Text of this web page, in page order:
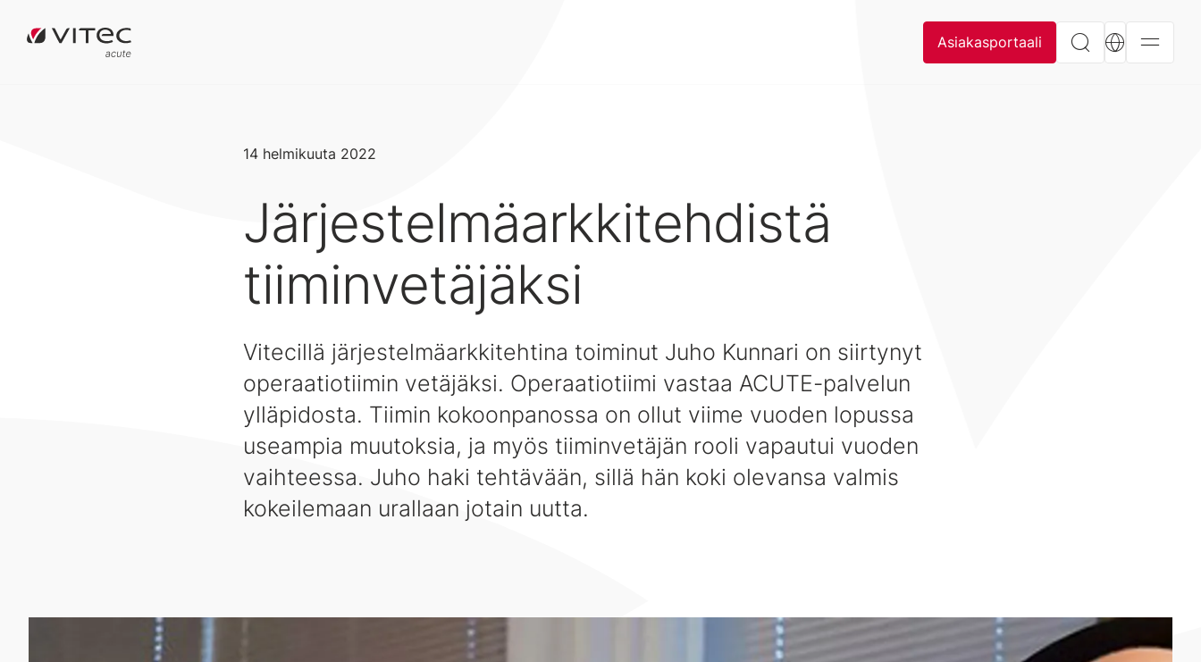
Asiakasportaali
14 helmikuuta 2022
Järjestelmäarkkitehdistä
tiiminvetäjäksi
Vitecillä järjestelmäarkkitehtina toiminut Juho Kunnari on siirtynyt
operaatiotiimin vetäjäksi. Operaatiotiimi vastaa ACUTE-palvelun
ylläpidosta. Tiimin kokoonpanossa on ollut viime vuoden lopussa
useampia muutoksia, ja myös tiiminvetäjän rooli vapautui vuoden
vaihteessa. Juho haki tehtävään, sillä hän koki olevansa valmis
kokeilemaan urallaan jotain uutta.